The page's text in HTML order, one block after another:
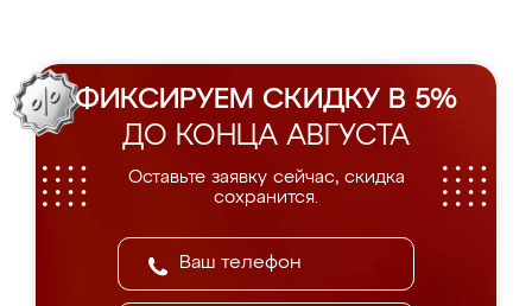
ФИКСИРУЕМ СКИДКУ В 5%
ДО КОНЦА АВГУСТА
Оставьте заявку сейчас, скидка
сохранится.